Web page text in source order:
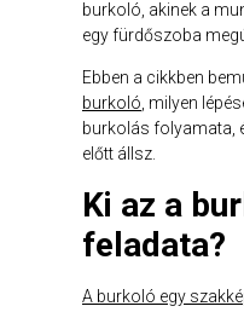
burkoló, akinek a
egy fürdőszoba
Ebben a cikkben
burkoló, milyen
burkolás folyamata,
előtt állsz.
Ki az a
feladata?
A burkoló egy